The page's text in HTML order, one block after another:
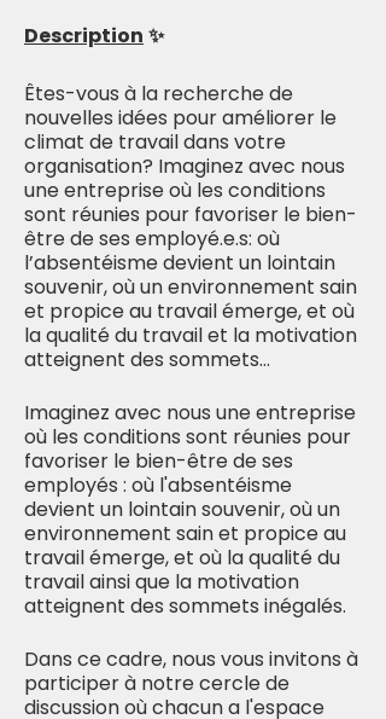
Description ✨
Êtes-vous à la recherche de
nouvelles idées pour améliorer le
climat de travail dans votre
organisation? Imaginez avec nous
une entreprise où les conditions
sont réunies pour favoriser le bien-
être de ses employé.e.s: où
l’absentéisme devient un lointain
souvenir, où un environnement sain
et propice au travail émerge, et où
la qualité du travail et la motivation
atteignent des sommets…
Imaginez avec nous une entreprise
où les conditions sont réunies pour
favoriser le bien-être de ses
employés : où l'absentéisme
devient un lointain souvenir, où un
environnement sain et propice au
travail émerge, et où la qualité du
travail ainsi que la motivation
atteignent des sommets inégalés.
Dans ce cadre, nous vous invitons à
participer à notre cercle de
discussion où chacun a l'espace